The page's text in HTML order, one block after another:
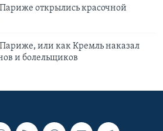
открылись красочной
или как Кремль наказал
и болельщиков